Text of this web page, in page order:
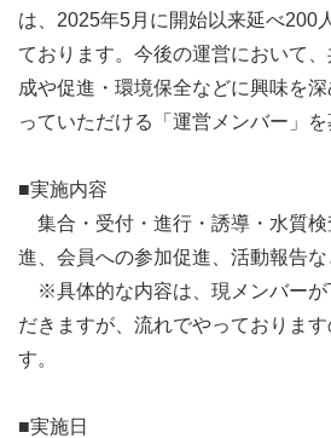
は、2025年5月に開始以来延べ200
ております。今後の運営において
成や促進・環境保全などに興味を
っていただける「運営メンバー」を
■実施内容
集合・受付・進行・誘導・水質検
進、会員への参加促進、活動報告な
※具体的な内容は、現メンバーが
だきますが、流れでやっておりま
す。
■実施日